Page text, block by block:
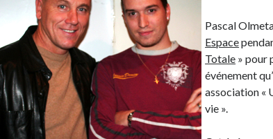
Pascal
Espace
Totale » pour
événement
association «
vie ».